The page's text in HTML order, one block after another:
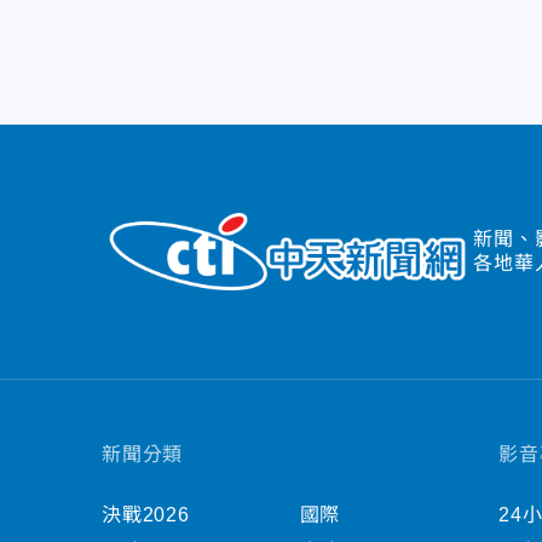
新聞、
各地華
新聞分類
決戰2026
國際
影
24